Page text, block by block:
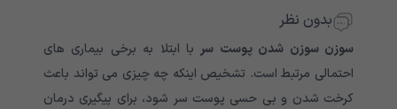
بدون نظر
سوزن سوزن شدن پوست سر با ابتلا به برخی بیماری های
احتمالی مرتبط است. تشخیص اینکه چه چیزی می تواند باعث
کرخت شدن و بی حسی پوست سر شود، برای پیگیری درمان